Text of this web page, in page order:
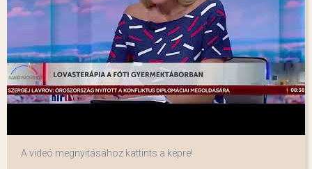
A videó megnyitásához kattints a képre!